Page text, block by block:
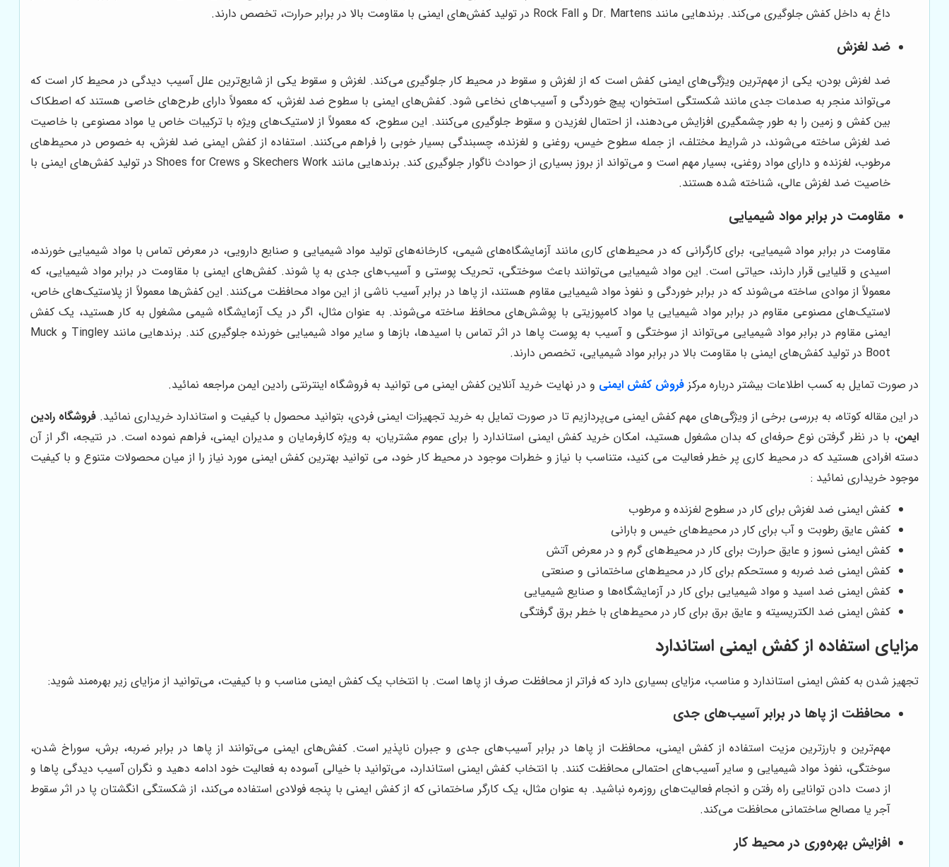
داغ به داخل کفش جلوگیری می‌کند. برندهایی مانند Dr. Martens و Rock Fall در تولید کفش‌های ایمنی با مقاومت بالا در برابر حرارت، تخصص دارند.
ضد لغزش
ضد لغزش بودن، یکی از مهم‌ترین ویژگی‌های ایمنی کفش است که از لغزش و سقوط در محیط کار جلوگیری می‌کند. لغزش و سقوط یکی از شایع‌ترین علل آسیب دیدگی در محیط کار است که
می‌تواند منجر به صدمات جدی مانند شکستگی استخوان، پیچ خوردگی و آسیب‌های نخاعی شود. کفش‌های ایمنی با سطوح ضد لغزش، که معمولاً دارای طرح‌های خاصی هستند که اصطکاک
بین کفش و زمین را به طور چشمگیری افزایش می‌دهند، از احتمال لغزیدن و سقوط جلوگیری می‌کنند. این سطوح، که معمولاً از لاستیک‌های ویژه با ترکیبات خاص یا مواد مصنوعی با خاصیت
ضد لغزش ساخته می‌شوند، در شرایط مختلف، از جمله سطوح خیس، روغنی و لغزنده، چسبندگی بسیار خوبی را فراهم می‌کنند. استفاده از کفش ایمنی ضد لغزش، به خصوص در محیط‌های
مرطوب، لغزنده و دارای مواد روغنی، بسیار مهم است و می‌تواند از بروز بسیاری از حوادث ناگوار جلوگیری کند. برندهایی مانند Skechers Work و Shoes for Crews در تولید کفش‌های ایمنی با
خاصیت ضد لغزش عالی، شناخته شده هستند.
مقاومت در برابر مواد شیمیایی
مقاومت در برابر مواد شیمیایی، برای کارگرانی که در محیط‌های کاری مانند آزمایشگاه‌های شیمی، کارخانه‌های تولید مواد شیمیایی و صنایع دارویی، در معرض تماس با مواد شیمیایی خورنده،
اسیدی و قلیایی قرار دارند، حیاتی است. این مواد شیمیایی می‌توانند باعث سوختگی، تحریک پوستی و آسیب‌های جدی به پا شوند. کفش‌های ایمنی با مقاومت در برابر مواد شیمیایی، که
معمولاً از موادی ساخته می‌شوند که در برابر خوردگی و نفوذ مواد شیمیایی مقاوم هستند، از پاها در برابر آسیب ناشی از این مواد محافظت می‌کنند. این کفش‌ها معمولاً از پلاستیک‌های خاص،
لاستیک‌های مصنوعی مقاوم در برابر مواد شیمیایی یا مواد کامپوزیتی با پوشش‌های محافظ ساخته می‌شوند. به عنوان مثال، اگر در یک آزمایشگاه شیمی مشغول به کار هستید، یک کفش
ایمنی مقاوم در برابر مواد شیمیایی می‌تواند از سوختگی و آسیب به پوست پاها در اثر تماس با اسیدها، بازها و سایر مواد شیمیایی خورنده جلوگیری کند. برندهایی مانند Tingley و Muck
Boot در تولید کفش‌های ایمنی با مقاومت بالا در برابر مواد شیمیایی، تخصص دارند.
در صورت تمایل به کسب اطلاعات بیشتر درباره مرکز فروش کفش ایمنی و در نهایت خرید آنلاین کفش ایمنی می توانید به فروشگاه اینترنتی رادین ایمن مراجعه نمائید.
در این مقاله کوتاه، به بررسی برخی از ویژگی‌های مهم کفش ایمنی می‌پردازیم تا در صورت تمایل به خرید تجهیزات ایمنی فردی، بتوانید محصول با کیفیت و استاندارد خریداری نمائید.فروشگاه رادین
ایمن، با در نظر گرفتن نوع حرفه‌ای که بدان مشغول هستید، امکان خرید کفش ایمنی استاندارد را برای عموم مشتریان، به ویژه کارفرمایان و مدیران ایمنی، فراهم نموده است. در نتیجه، اگر از آن
دسته افرادی هستید که در محیط کاری پر خطر فعالیت می کنید، متناسب با نیاز و خطرات موجود در محیط کار خود، می توانید بهترین کفش ایمنی مورد نیاز را از میان محصولات متنوع و با کیفیت
موجود خریداری نمائید :
کفش ایمنی ضد لغزش برای کار در سطوح لغزنده و مرطوب
کفش عایق رطوبت و آب برای کار در محیط‌های خیس و بارانی
کفش ایمنی نسوز و عایق حرارت برای کار در محیط‌های گرم و در معرض آتش
کفش ایمنی ضد ضربه و مستحکم برای کار در محیط‌های ساختمانی و صنعتی
کفش ایمنی ضد اسید و مواد شیمیایی برای کار در آزمایشگاه‌ها و صنایع شیمیایی
کفش ایمنی ضد الکتریسیته و عایق برق برای کار در محیط‌های با خطر برق گرفتگی
مزایای استفاده از کفش ایمنی استاندارد
تجهیز شدن به کفش ایمنی استاندارد و مناسب، مزایای بسیاری دارد که فراتر از محافظت صرف از پاها است. با انتخاب یک کفش ایمنی مناسب و با کیفیت، می‌توانید از مزایای زیر بهره‌مند شوید:
محافظت از پاها در برابر آسیب‌های جدی
مهم‌ترین و بارزترین مزیت استفاده از کفش ایمنی، محافظت از پاها در برابر آسیب‌های جدی و جبران ناپذیر است. کفش‌های ایمنی می‌توانند از پاها در برابر ضربه، برش، سوراخ شدن،
سوختگی، نفوذ مواد شیمیایی و سایر آسیب‌های احتمالی محافظت کنند. با انتخاب کفش ایمنی استاندارد، می‌توانید با خیالی آسوده به فعالیت خود ادامه دهید و نگران آسیب دیدگی پاها و
از دست دادن توانایی راه رفتن و انجام فعالیت‌های روزمره نباشید. به عنوان مثال، یک کارگر ساختمانی که از کفش ایمنی با پنجه فولادی استفاده می‌کند، از شکستگی انگشتان پا در اثر سقوط
آجر یا مصالح ساختمانی محافظت می‌کند.
افزایش بهره‌وری در محیط کار